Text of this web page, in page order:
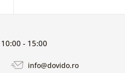
- 15:00
info@dovido.ro